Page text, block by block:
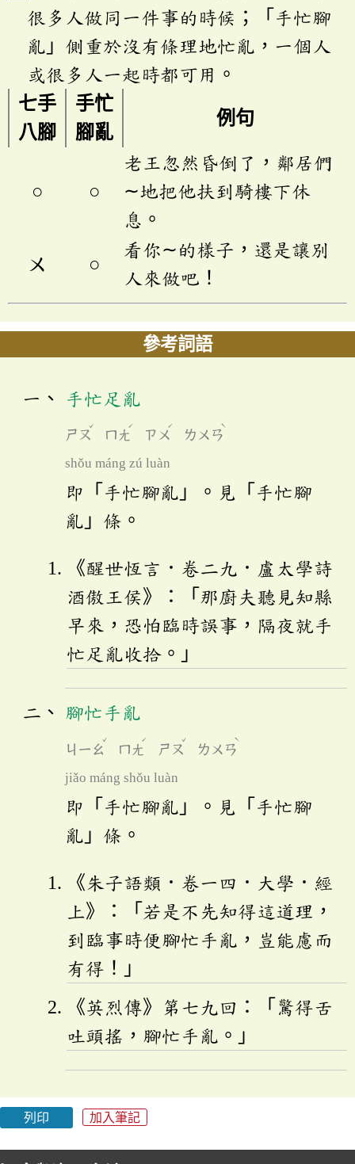
很多人做同一件事的時候；「手忙腳
亂」側重於沒有條理地忙亂，一個人
或很多人一起時都可用。
七手
八腳
手忙
腳亂
例句
○ ○
老王忽然昏倒了，鄰居們
∼地把他扶到騎樓下休
息。
ㄨ ○
看你∼的樣子，還是讓別
人來做吧！
參考詞語
手忙足亂
ㄕㄡ
ˇ
ㄇㄤ
ˊ
ㄗㄨ
ˊ
ㄌㄨㄢ
ˋ
shǒu máng zú luàn
即「手忙腳亂」。見「手忙腳
亂」條。
《醒世恆言．卷二九．盧太學詩
酒傲王侯》：「那廚夫聽見知縣
早來，恐怕臨時誤事，隔夜就手
忙足亂收拾。」
腳忙手亂
ㄐㄧㄠ
ˇ
ㄇㄤ
ˊ
ㄕㄡ
ˇ
ㄌㄨㄢ
ˋ
jiǎo máng shǒu luàn
即「手忙腳亂」。見「手忙腳
亂」條。
《朱子語類．卷一四．大學．經
上》：「若是不先知得這道理，
到臨事時便腳忙手亂，豈能慮而
有得！」
《英烈傳》第七九回：「驚得舌
吐頭搖，腳忙手亂。」
列印 加入筆記